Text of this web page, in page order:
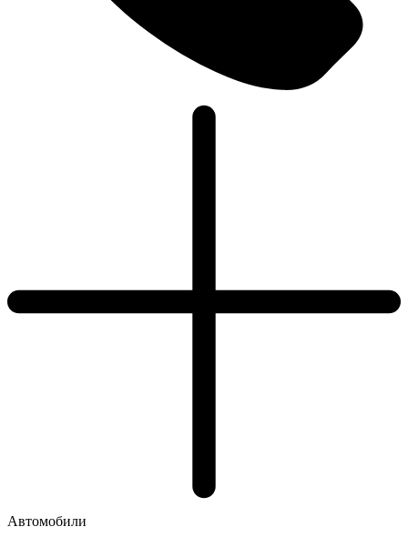
Автомобили